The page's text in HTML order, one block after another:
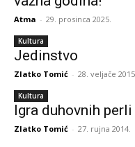
Atma - 29. prosinca 2025.
Kultura
Jedinstvo
Zlatko Tomić - 28. veljače
Kultura
Igra duhovnih perli
Zlatko Tomić - 27. rujna 2014.